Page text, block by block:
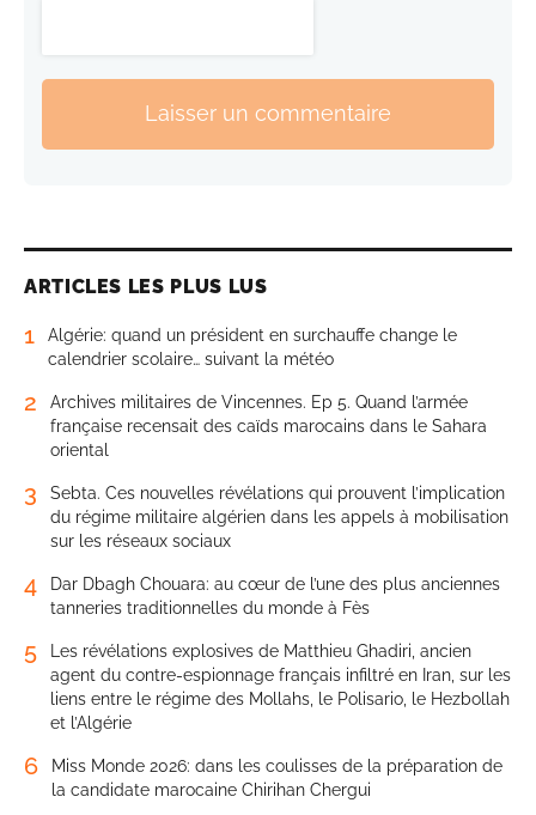
Laisser un commentaire
ARTICLES LES PLUS LUS
1
Algérie: quand un président en surchauffe change le
calendrier scolaire… suivant la météo
2
Archives militaires de Vincennes. Ep 5. Quand l’armée
française recensait des caïds marocains dans le Sahara
oriental
3
Sebta. Ces nouvelles révélations qui prouvent l’implication
du régime militaire algérien dans les appels à mobilisation
sur les réseaux sociaux
4
Dar Dbagh Chouara: au cœur de l’une des plus anciennes
tanneries traditionnelles du monde à Fès
5
Les révélations explosives de Matthieu Ghadiri, ancien
agent du contre-espionnage français infiltré en Iran, sur les
liens entre le régime des Mollahs, le Polisario, le Hezbollah
et l’Algérie
6
Miss Monde 2026: dans les coulisses de la préparation de
la candidate marocaine Chirihan Chergui